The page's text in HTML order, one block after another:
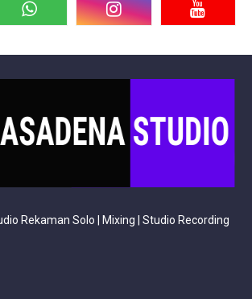
Rekaman Solo | Mixing | Studio Recording